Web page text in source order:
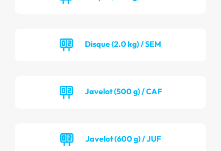
Disque (2.0 kg) / SEM
Javelot (500 g) / CAF
Javelot (600 g) / JUF